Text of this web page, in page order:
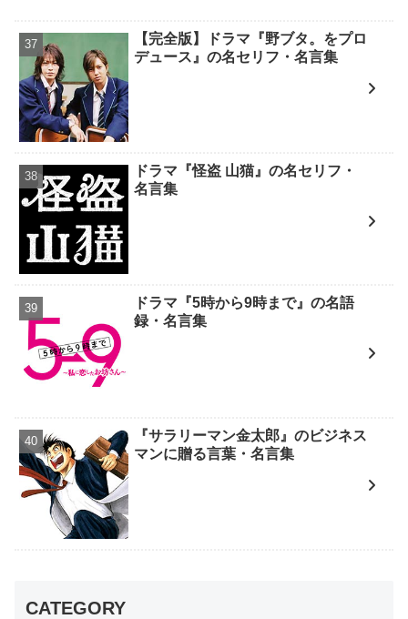
【完全版】ドラマ『野ブタ。をプロ
デュース』の名セリフ・名言集
ドラマ『怪盗 山猫』の名セリフ・
名言集
ドラマ『5時から9時まで』の名語
録・名言集
『サラリーマン金太郎』のビジネス
マンに贈る言葉・名言集
CATEGORY